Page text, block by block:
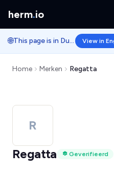
herm.io
🌐 This page is in Dutch. View in
Home Merken Regatta
R
Regatta
Geverifieerd